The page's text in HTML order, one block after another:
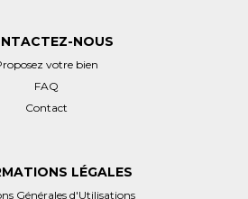
NOUS
votre bien
FAQ
Contact
LÉGALES
Générales d'Utilisations